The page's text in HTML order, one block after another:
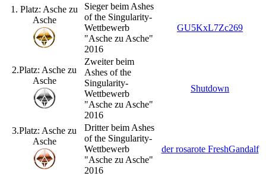
1. Platz: Asche zu
Asche
Sieger beim Ashes
of the Singularity-
Wettbewerb
"Asche zu Asche"
2016
GU5KxL7Zc269
2.Platz: Asche zu
Asche
Zweiter beim
Ashes of the
Singularity-
Wettbewerb
"Asche zu Asche"
2016
Shutdown
3.Platz: Asche zu
Asche
Dritter beim Ashes
of the Singularity-
Wettbewerb
"Asche zu Asche"
2016
der rosarote FreshGandalf